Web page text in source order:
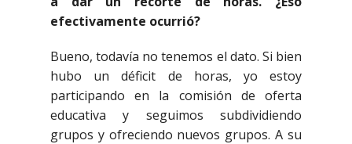
efectivamente ocurrió?
Bueno, todavía no tenemos el dato. Si bien
hubo un déficit de horas, yo estoy
participando en la comisión de oferta
educativa y seguimos subdividiendo
grupos y ofreciendo nuevos grupos. A su